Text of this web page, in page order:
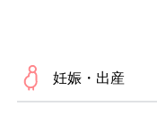
妊娠・出産